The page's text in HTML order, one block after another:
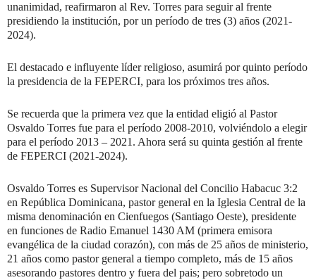
unanimidad, reafirmaron al Rev. Torres para seguir al frente
presidiendo la institución, por un período de tres (3) años (2021-
2024).
El destacado e influyente líder religioso, asumirá por quinto período
la presidencia de la FEPERCI, para los próximos tres años.
Se recuerda que la primera vez que la entidad eligió al Pastor
Osvaldo Torres fue para el período 2008-2010, volviéndolo a elegir
para el período 2013 – 2021. Ahora será su quinta gestión al frente
de FEPERCI (2021-2024).
Osvaldo Torres es Supervisor Nacional del Concilio Habacuc 3:2
en República Dominicana, pastor general en la Iglesia Central de la
misma denominación en Cienfuegos (Santiago Oeste), presidente
en funciones de Radio Emanuel 1430 AM (primera emisora
evangélica de la ciudad corazón), con más de 25 años de ministerio,
21 años como pastor general a tiempo completo, más de 15 años
asesorando pastores dentro y fuera del pais; pero sobretodo un